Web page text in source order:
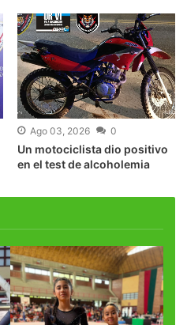
Ago 03, 2026 0
Un motociclista dio positivo
en el test de alcoholemia